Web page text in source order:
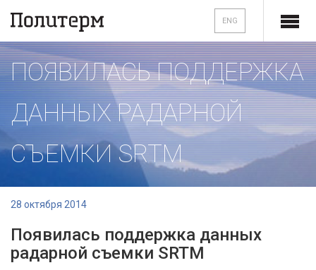
ENG
ПОЯВИЛАСЬ ПОДДЕРЖКА
ДАННЫХ РАДАРНОЙ
СЪЕМКИ SRTM
28 октября 2014
Появилась поддержка данных
радарной съемки SRTM